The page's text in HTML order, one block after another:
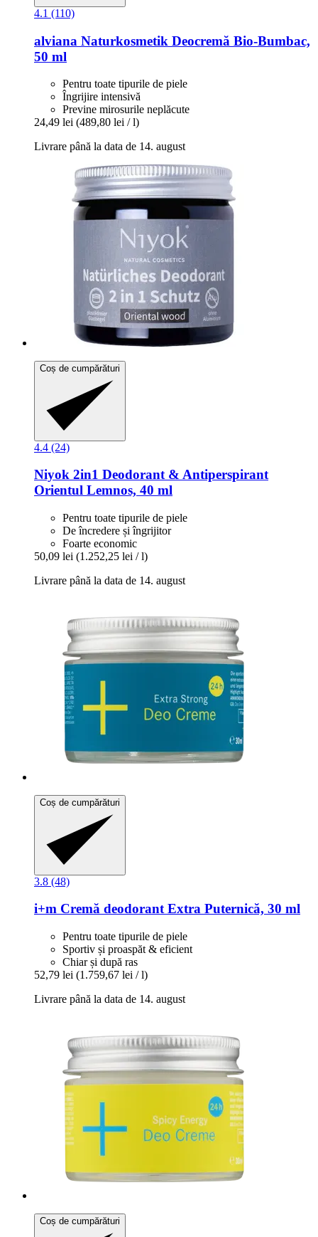
4.1 (110)
alviana Naturkosmetik Deocremă Bio-​Bumbac,
50 ml
Pentru toate tipurile de piele
Îngrijire intensivă
Previne mirosurile neplăcute
24,49 lei (489,80 lei / l)
Livrare până la data de 14. august
Coș de cumpărături
4.4 (24)
Niyok 2in1 Deodorant & Antiperspirant
Orientul Lemnos, 40 ml
Pentru toate tipurile de piele
De încredere și îngrijitor
Foarte economic
50,09 lei (1.252,25 lei / l)
Livrare până la data de 14. august
Coș de cumpărături
3.8 (48)
i+m Cremă deodorant Extra Puternică, 30 ml
Pentru toate tipurile de piele
Sportiv și proaspăt & eficient
Chiar și după ras
52,79 lei (1.759,67 lei / l)
Livrare până la data de 14. august
Coș de cumpărături